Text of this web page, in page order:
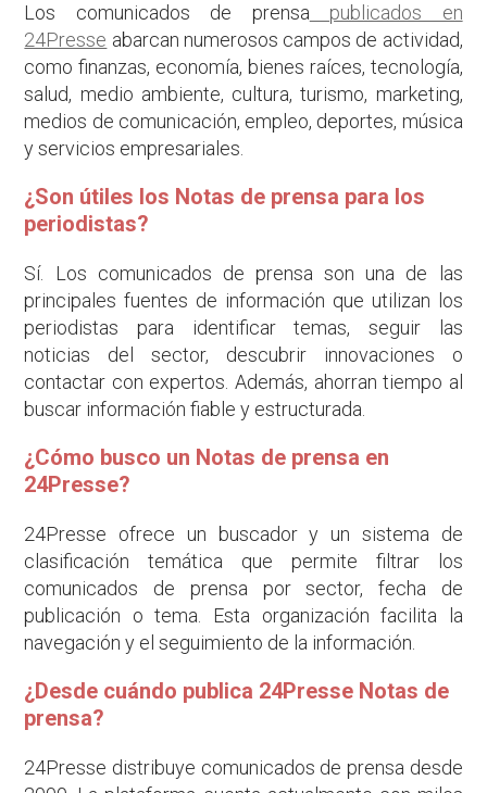
Los comunicados de prensa publicados en
24Presse abarcan numerosos campos de actividad,
como finanzas, economía, bienes raíces, tecnología,
salud, medio ambiente, cultura, turismo, marketing,
medios de comunicación, empleo, deportes, música
y servicios empresariales.
¿Son útiles los Notas de prensa para los
periodistas?
Sí. Los comunicados de prensa son una de las
principales fuentes de información que utilizan los
periodistas para identificar temas, seguir las
noticias del sector, descubrir innovaciones o
contactar con expertos. Además, ahorran tiempo al
buscar información fiable y estructurada.
¿Cómo busco un Notas de prensa en
24Presse?
24Presse ofrece un buscador y un sistema de
clasificación temática que permite filtrar los
comunicados de prensa por sector, fecha de
publicación o tema. Esta organización facilita la
navegación y el seguimiento de la información.
¿Desde cuándo publica 24Presse Notas de
prensa?
24Presse distribuye comunicados de prensa desde